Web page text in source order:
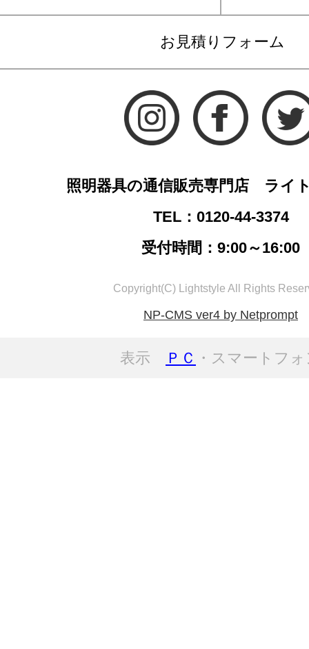
お見積りフォーム
照明器具の通信販売専門店 ライ
TEL：0120-44-3374
受付時間：9:00～16:00
Copyright(C) Lightstyle All Rights
NP-CMS ver4 by Netprompt
表示 ＰＣ ・スマートフ